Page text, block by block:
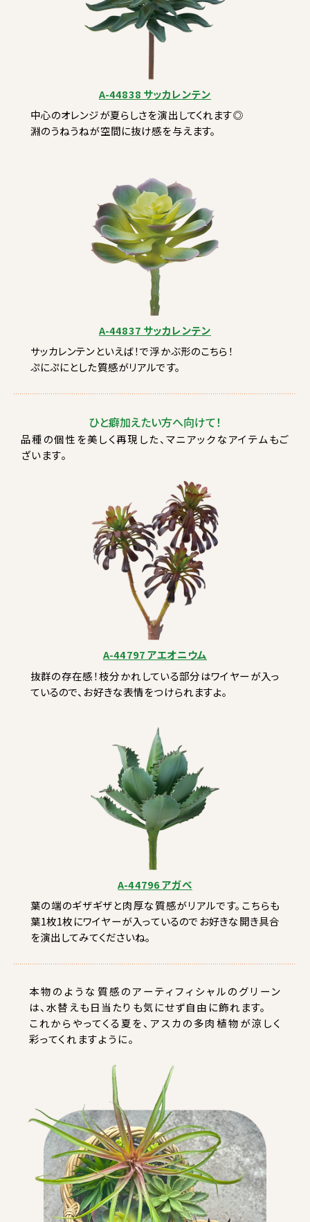
A-44838 サッカレンテン
中心のオレンジが夏らしさを演出してくれます◎
淵のうねうねが空間に抜け感を与えます。
A-44837 サッカレンテン
サッカレンテンといえば！で浮かぶ形のこちら！
ぷにぷにとした質感がリアルです。
ひと癖加えたい方へ向けて！
品種の個性を美しく再現した、マニアックなアイテムもご
ざいます。
A-44797 アエオニウム
抜群の存在感！枝分かれしている部分はワイヤーが入っ
ているので、お好きな表情をつけられますよ。
A-44796 アガベ
葉の端のギザギザと肉厚な質感がリアルです。こちらも
葉1枚1枚にワイヤーが入っているのでお好きな開き具合
を演出してみてくださいね。
本物のような質感のアーティフィシャルのグリーン
は、水替えも日当たりも気にせず自由に飾れます。
これからやってくる夏を、アスカの多肉植物が涼しく
彩ってくれますように。